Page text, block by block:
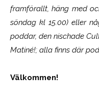
framförallt, häng med
söndag kl 15.00) eller
poddar, den nischade
Matiné!; alla finns där
Välkommen!